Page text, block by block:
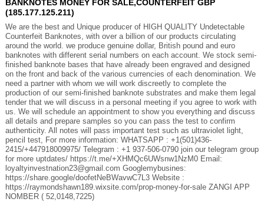
BANKNOTES MONEY FOR SALE,COUNTERFEIT GBP
(185.177.125.211)
We are the best and Unique producer of HIGH QUALITY Undetectable
Counterfeit Banknotes, with over a billion of our products circulating
around the world. we produce genuine dollar, British pound and euro
banknotes with different serial numbers on each account. We stock semi-
finished banknote bases that have already been engraved and designed
on the front and back of the various currencies of each denomination. We
need a partner with whom we will work discreetly to complete the
production of our semi-finished banknote substrates and make them legal
tender that we will discuss in a personal meeting if you agree to work with
us. We will schedule an appointment to show you everything and discuss
all details and prepare samples so you can pass the test to confirm
authenticity. All notes will pass important test such as ultraviolet light,
pencil test, For more information: WHATSAPP : +1(501)436-
2415/+447918009975/ Telegram : +1 937-506-0790 join our telegram group
for more uptdates/ https://t.me/+XHMQc6UWsnw1NzM0 Email:
loyaltyinvestnation23@gmail.com Googlemybusines:
https://share.google/doofetNeBWavwC7L3 Website :
https://raymondshawn189.wixsite.com/prop-money-for-sale ZANGI APP
NOMBER ( 52,0148,7225)